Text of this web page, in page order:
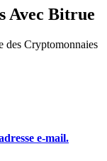
informations
Avec Bitrue
des Cryptomonnaies
e-mail.